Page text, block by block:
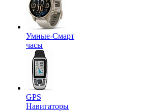
Умные-Смарт
часы
GPS
Навигаторы